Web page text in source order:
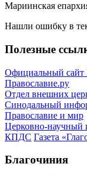
Мариинская
Нашли ошибку в
Полезные
Официальный сайт
Православие.ру
Отдел внешних
Синодальный
Православие и мир
Церковно-научный
КПДС Газета
Благочиния